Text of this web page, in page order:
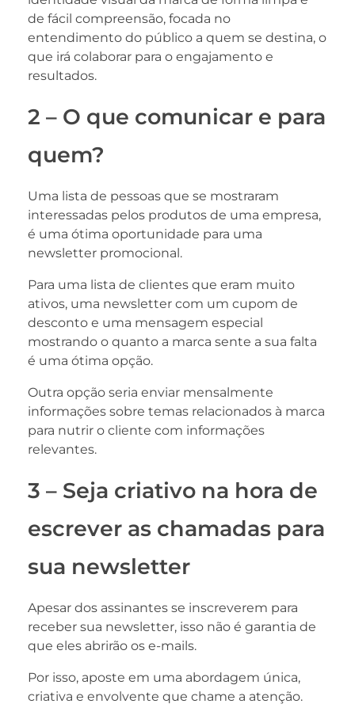
de fácil compreensão, focada no
entendimento do público a quem se destina, o
que irá colaborar para o engajamento e
resultados.
2 – O que comunicar e para
quem?
Uma lista de pessoas que se mostraram
interessadas pelos produtos de uma empresa,
é uma ótima oportunidade para uma
newsletter promocional.
Para uma lista de clientes que eram muito
ativos, uma newsletter com um cupom de
desconto e uma mensagem especial
mostrando o quanto a marca sente a sua falta
é uma ótima opção.
Outra opção seria enviar mensalmente
informações sobre temas relacionados à marca
para nutrir o cliente com informações
relevantes.
3 – Seja criativo na hora de
escrever as chamadas para
sua newsletter
Apesar dos assinantes se inscreverem para
receber sua newsletter, isso não é garantia de
que eles abrirão os e-mails.
Por isso, aposte em uma abordagem única,
criativa e envolvente que chame a atenção.